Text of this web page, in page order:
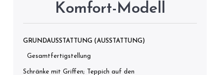
Komfort-Modell
GRUNDAUSSTATTUNG (AUSSTATTUNG)
Gesamtfertigstellung
Schränke mit Griffen; Teppich auf den